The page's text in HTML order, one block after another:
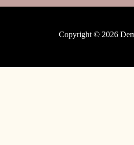
Copyright © 2026